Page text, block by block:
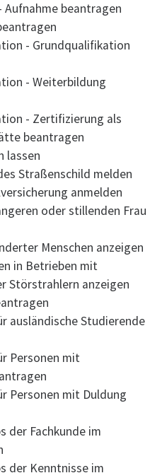
beantragen
- Grundqualifikation
- Weiterbildung
- Zertifizierung als
beantragen
lassen
Straßenschild melden
anmelden
oder stillenden Frau
Menschen anzeigen
in Betrieben mit
Störstrahlern anzeigen
ausländische Studierende
Personen mit
Personen mit Duldung
der Fachkunde im
der Kenntnisse im